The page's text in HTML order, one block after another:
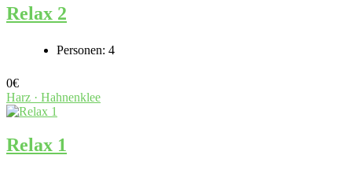
Relax 2
Personen: 4
0€
Harz · Hahnenklee
Relax 1